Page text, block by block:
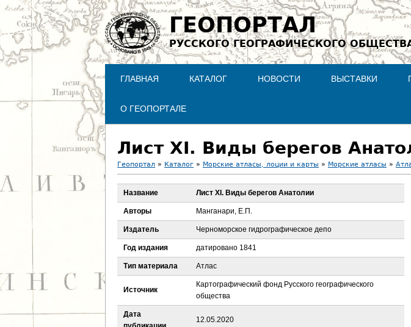
Jump to
ГЕОПОРТАЛ
РУССКОГО ГЕОГРАФИЧЕСКОГО
ГЛАВНАЯ КАТАЛОГ НОВОСТИ ВЫСТАВКИ
О ГЕОПОРТАЛЕ
Лист XI. Виды берегов
В
ы
д
е
с
Геопортал » Каталог » Морские атласы, лоции и карты » Морские атласы »
Название Лист XI. Виды берегов Анатолии
Авторы Манганари, Е.П.
Издатель Черноморское гидрографическое депо
Год издания датировано 1841
Тип материала Атлас
Источник
Картографический фонд Русского географического
общества
Дата
12.05.2020